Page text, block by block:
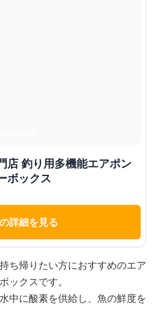
ポン
ボックス
詳細を見る
ち帰りたい方におすすめのエア
ックスです。
中に酸素を供給し、魚の鮮度を